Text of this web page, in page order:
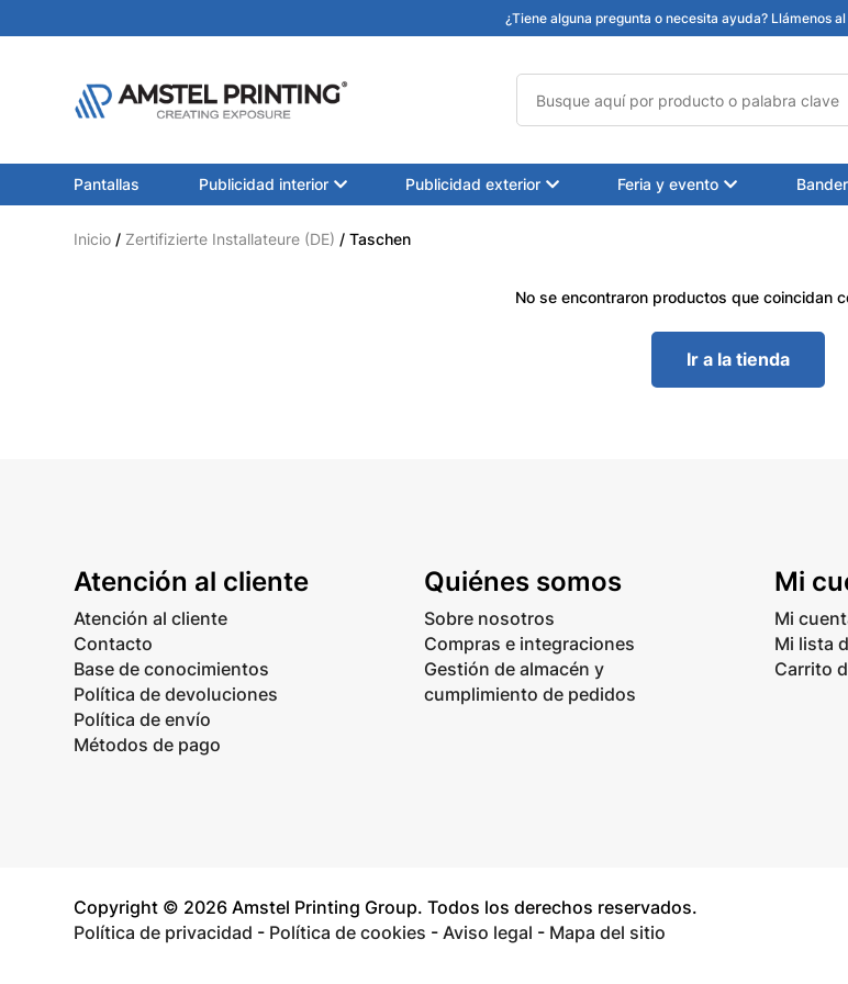
¿Tiene alguna pregunta o necesita ayuda? Llámenos
Pantallas Publicidad interior Publicidad exterior Feria y evento
Inicio / Zertifizierte Installateure (DE) / Taschen
No se encontraron productos que coincidan
Ir a la tienda
Atención al cliente
Atención al cliente
Contacto
Base de conocimientos
Política de devoluciones
Política de envío
Métodos de pago
Quiénes somos
Sobre nosotros
Compras e integraciones
Gestión de almacén y
cumplimiento de pedidos
Mi
Mi
Mi lista
Carrito
Copyright © 2026 Amstel Printing Group. Todos los derechos reservados.
Política de privacidad - Política de cookies - Aviso legal - Mapa del sitio